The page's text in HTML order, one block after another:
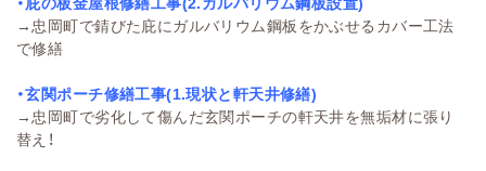
→ 忠岡町で錆びた庇にガルバリウム鋼板をかぶせるカバー工法
で修繕
・玄関ポーチ修繕工事(1.現状と軒天井修繕)
→ 忠岡町で劣化して傷んだ玄関ポーチの軒天井を無垢材に張り
替え！